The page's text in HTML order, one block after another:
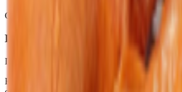
Срок годности
Изготовитель
Производитель:
ПУП «Брестские традиции»
Юридический адрес:
225880, Республика